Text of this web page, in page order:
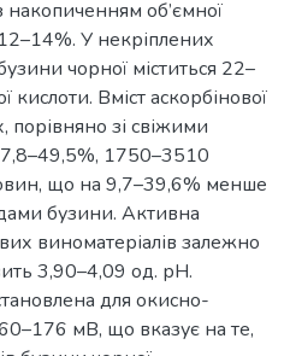
накопиченням об’ємної
У некріплених
чорної міститься 22–
кислоти. Вміст аскорбінової
порівняно зі свіжими
1750–3510
що на 9,7–39,6% менше
бузини. Активна
виноматеріалів залежно
3,90–4,09 од. рН.
для окисно-
мВ, що вказує на те,